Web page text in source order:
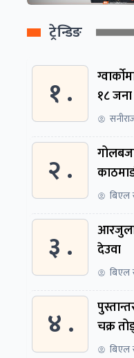
ट्रेन्डिङ
१ .
१८
२ .
बिएल
३ .
देउवा
बिएल
४ .
चक्र
नेपाली
बिएल